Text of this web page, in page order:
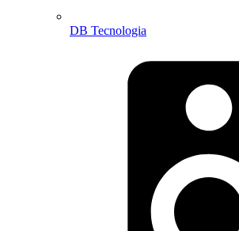
DB Tecnologia